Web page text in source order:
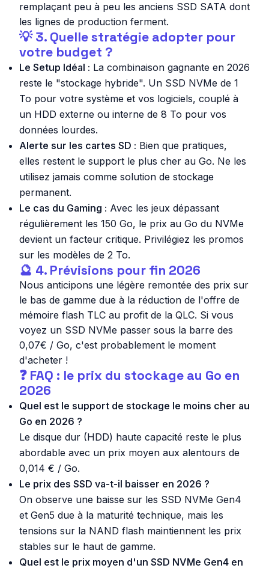
remplaçant peu à peu les anciens SSD SATA dont
les lignes de production ferment.
💡 3. Quelle stratégie adopter pour
votre budget ?
Le Setup Idéal : La combinaison gagnante en 2026
reste le "stockage hybride". Un SSD NVMe de 1
To pour votre système et vos logiciels, couplé à
un HDD externe ou interne de 8 To pour vos
données lourdes.
Alerte sur les cartes SD : Bien que pratiques,
elles restent le support le plus cher au Go. Ne les
utilisez jamais comme solution de stockage
permanent.
Le cas du Gaming : Avec les jeux dépassant
régulièrement les 150 Go, le prix au Go du NVMe
devient un facteur critique. Privilégiez les promos
sur les modèles de 2 To.
🔮 4. Prévisions pour fin 2026
Nous anticipons une légère remontée des prix sur
le bas de gamme due à la réduction de l'offre de
mémoire flash TLC au profit de la QLC. Si vous
voyez un SSD NVMe passer sous la barre des
0,07€ / Go, c'est probablement le moment
d'acheter !
❓ FAQ : le prix du stockage au Go en
2026
Quel est le support de stockage le moins cher au
Go en 2026 ?
Le disque dur (HDD) haute capacité reste le plus
abordable avec un prix moyen aux alentours de
0,014 € / Go.
Le prix des SSD va-t-il baisser en 2026 ?
On observe une baisse sur les SSD NVMe Gen4
et Gen5 due à la maturité technique, mais les
tensions sur la NAND flash maintiennent les prix
stables sur le haut de gamme.
Quel est le prix moyen d'un SSD NVMe Gen4 en